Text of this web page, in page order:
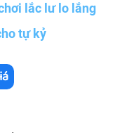
lắc lư lo lắng
tự kỷ